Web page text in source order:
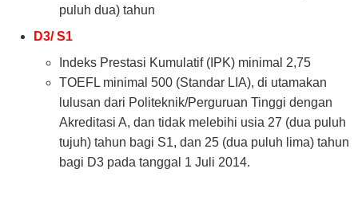
puluh dua) tahun
D3/ S1
Indeks Prestasi Kumulatif (IPK) minimal 2,75
TOEFL minimal 500 (Standar LIA), di utamakan
lulusan dari Politeknik/Perguruan Tinggi dengan
Akreditasi A, dan tidak melebihi usia 27 (dua puluh
tujuh) tahun bagi S1, dan 25 (dua puluh lima) tahun
bagi D3 pada tanggal 1 Juli 2014.